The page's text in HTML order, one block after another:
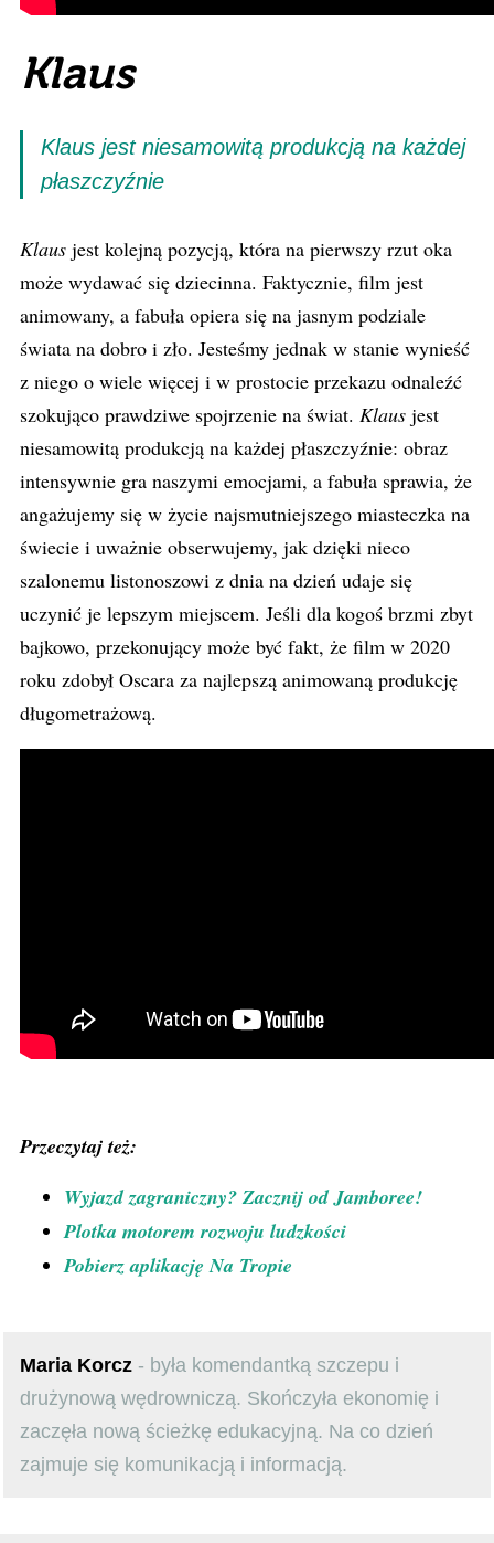
Klaus
Klaus jest niesamowitą produkcją na każdej
płaszczyźnie
Klaus jest kolejną pozycją, która na pierwszy rzut oka
może wydawać się dziecinna. Faktycznie, film jest
animowany, a fabuła opiera się na jasnym podziale
świata na dobro i zło. Jesteśmy jednak w stanie wynieść
z niego o wiele więcej i w prostocie przekazu odnaleźć
szokująco prawdziwe spojrzenie na świat. Klaus jest
niesamowitą produkcją na każdej płaszczyźnie: obraz
intensywnie gra naszymi emocjami, a fabuła sprawia, że
angażujemy się w życie najsmutniejszego miasteczka na
świecie i uważnie obserwujemy, jak dzięki nieco
szalonemu listonoszowi z dnia na dzień udaje się
uczynić je lepszym miejscem. Jeśli dla kogoś brzmi zbyt
bajkowo, przekonujący może być fakt, że film w 2020
roku zdobył Oscara za najlepszą animowaną produkcję
długometrażową.
Przeczytaj też:
Wyjazd zagraniczny? Zacznij od Jamboree!
Plotka motorem rozwoju ludzkości
Pobierz aplikację Na Tropie
Maria Korcz - była komendantką szczepu i
drużynową wędrowniczą. Skończyła ekonomię i
zaczęła nową ścieżkę edukacyjną. Na co dzień
zajmuje się komunikacją i informacją.